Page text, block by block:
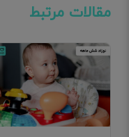
مقالات مرتبط